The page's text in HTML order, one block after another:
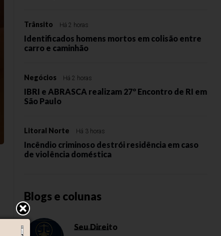
Trânsito Há 2 horas
Identificados homens mortos em colisão entre
carro e caminhão
Negócios Há 2 horas
IBRI e ABRASCA realizam 27º Encontro de RI em
São Paulo
Litoral Norte Há 3 horas
Incêndio criminoso destrói residência em caso
de violência doméstica
Blogs e colunas
Seu Direito